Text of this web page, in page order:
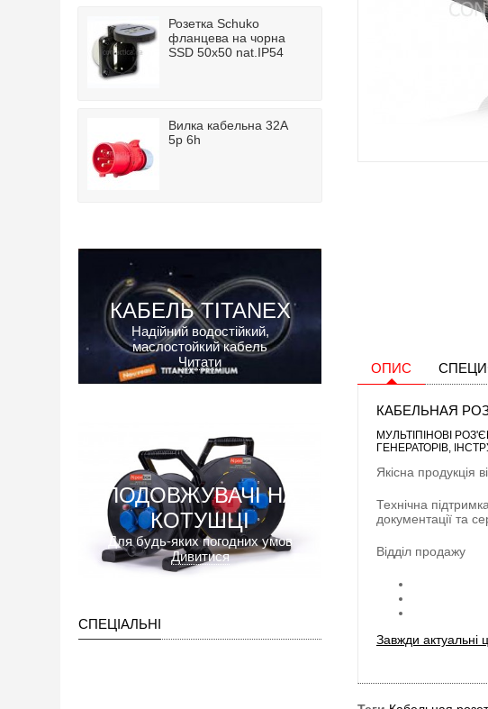
Розетка Schuko
фланцева на чорна
SSD 50x50 nat.IP54
Вилка кабельна 32A
5p 6h
КАБЕЛЬ TITANEX
Надійний водостійкий,
маслостойкий кабель
Читати
ПОДОВЖУВАЧІ НА
КОТУШЦІ
Для будь-яких погодних умов
Дивитися
СПЕЦІАЛЬНІ
ОПИС
КАБЕЛЬНАЯ
МУЛЬТІПІНОВI
ГЕНЕРАТОРІВ,
Якісна продукція
Технічна
документації та
Відділ продажу
Завжди актуальні